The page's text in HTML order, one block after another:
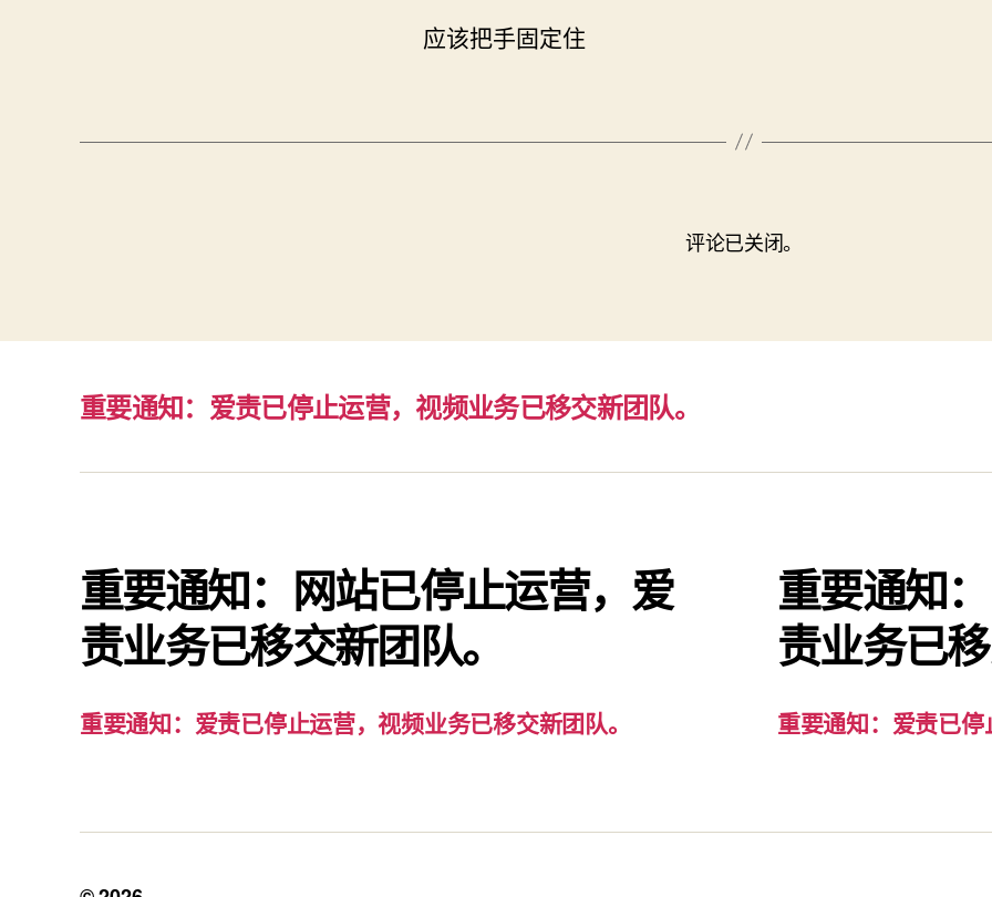
应该把手固定住
评论已关闭。
重要通知：爱责已停止运营，视频业务已移交新团队。
重要通知：网站已停止运营，爱
责业务已移交新团队。
重要通知：爱责已停止运营，视频业务已移交新团队。
重要通知
责业务已
重要通知：爱责已